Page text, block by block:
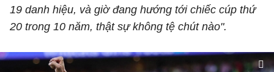
19 danh hiệu, và giờ đang hướng tới chiếc cúp thứ
20 trong 10 năm, thật sự không tệ chút nào".